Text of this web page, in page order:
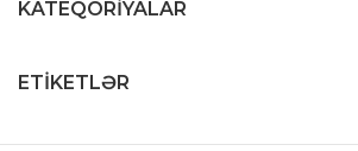
KATEQORIYALAR
ETIKETLƏR